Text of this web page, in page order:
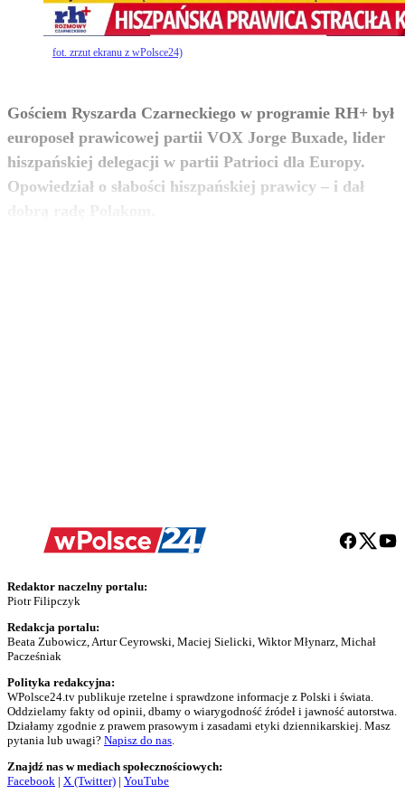
fot. zrzut ekranu z wPolsce24)
Gościem Ryszarda Czarneckiego w programie RH+ był
europoseł prawicowej partii VOX Jorge Buxade, lider
hiszpańskiej delegacji w partii Patrioci dla Europy.
Opowiedział o słabości hiszpańskiej prawicy – i dał
zobacz więcej
Redaktor naczelny portalu:
Piotr Filipczyk
Redakcja portalu:
Beata Zubowicz, Artur Ceyrowski, Maciej Sielicki, Wiktor Młynarz, Michał
Pacześniak
Polityka redakcyjna:
WPolsce24.tv publikuje rzetelne i sprawdzone informacje z Polski i świata.
Oddzielamy fakty od opinii, dbamy o wiarygodność źródeł i jawność autorstwa.
Działamy zgodnie z prawem prasowym i zasadami etyki dziennikarskiej. Masz
pytania lub uwagi? Napisz do nas
Znajdź nas w mediach społecznościowych:
Facebook | X (Twitter) | YouTube